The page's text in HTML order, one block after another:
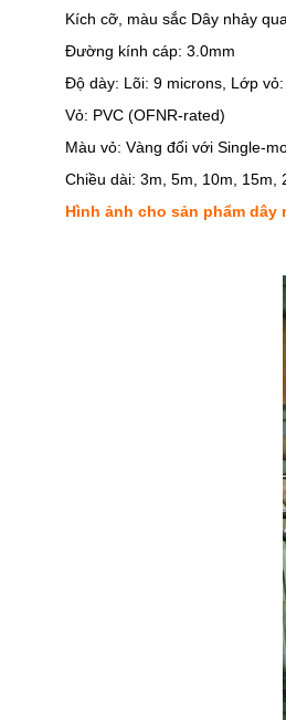
Kích cỡ, màu sắc Dây nhảy
Đường kính cáp: 3.0mm
Độ dày: Lõi: 9 microns, Lớp
Vỏ: PVC (OFNR-rated)
Màu vỏ: Vàng đối với Single-
Chiều dài: 3m, 5m, 10m, 15m,
Hình ảnh cho sản phẩm dây